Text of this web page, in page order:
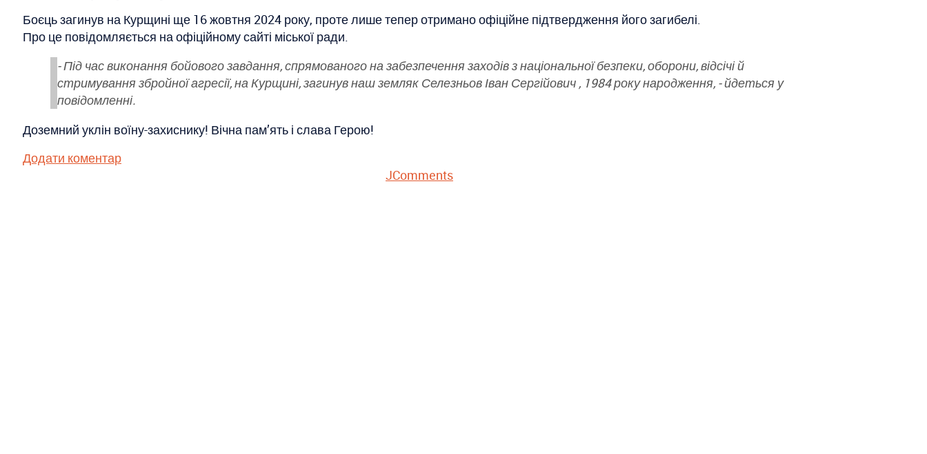
Боєць загинув на Курщині ще 16 жовтня 2024 року, проте лише тепер отримано офіційне підтвердження його загибелі.
Про це повідомляється на офіційному сайті міської ради.
- Під час виконання бойового завдання, спрямованого на забезпечення заходів з національної безпеки, оборони, відсічі й
стримування збройної агресії, на Курщині, загинув наш земляк Селезньов Іван Сергійович , 1984 року народження, - йдеться у
повідомленні.
Доземний уклін воїну-захиснику! Вічна пам’ять і слава Герою!
Додати коментар
JComments